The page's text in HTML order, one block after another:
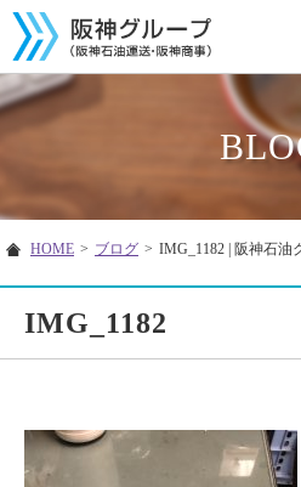
HOME > ブログ > IMG_1182 | 阪神石油
IMG_1182